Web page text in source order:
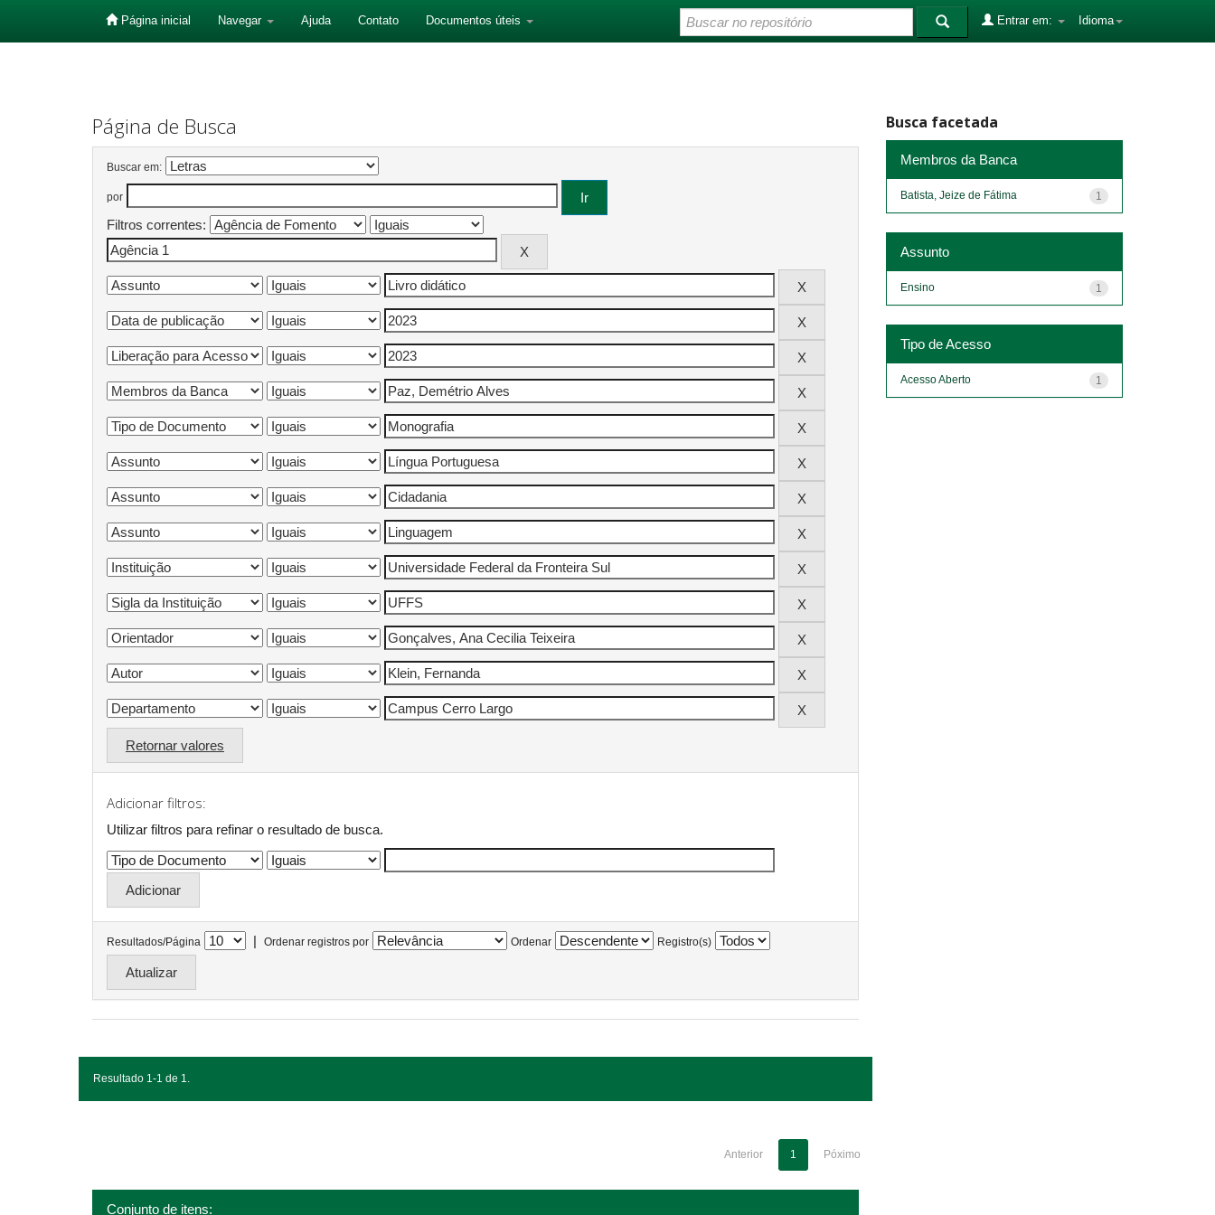
Página inicial Navegar Ajuda Contato Documentos úteis Idioma
Entrar em:
Página de Busca
Buscar em:
por
Filtros correntes:
Retornar valores
Adicionar filtros:
Utilizar filtros para refinar o resultado de busca.
Resultados/Página | Ordenar registros por Ordenar Registro(s)
Resultado 1-1 de 1.
Anterior 1 Póximo
Conjunto de itens:
Busca facetada
Membros da Banca
1
Batista, Jeize de Fátima
Assunto
1
Ensino
Tipo de Acesso
1
Acesso Aberto